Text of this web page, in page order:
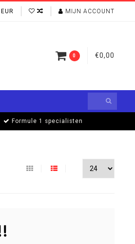
EUR MIJN ACCOUNT
0 €0,00
Formule 1 specialisten